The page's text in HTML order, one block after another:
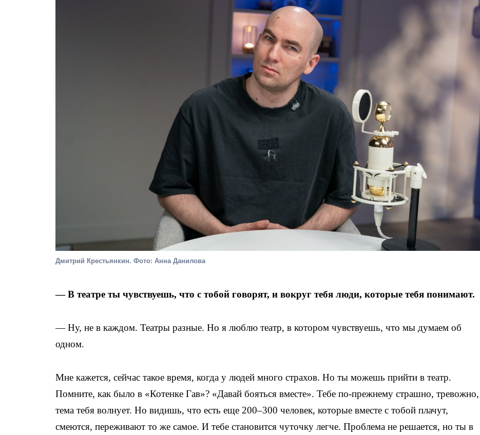
Дмитрий Крестьянкин. Фото: Анна Данилова
— В театре ты чувствуешь, что с тобой говорят, и вокруг тебя люди, которые тебя понимают.
— Ну, не в каждом. Театры разные. Но я люблю театр, в котором чувствуешь, что мы думаем об
одном.
Мне кажется, сейчас такое время, когда у людей много страхов. Но ты можешь прийти в театр.
Помните, как было в «Котенке Гав»? «Давай бояться вместе». Тебе по-прежнему страшно, тревожно,
тема тебя волнует. Но видишь, что есть еще 200–300 человек, которые вместе с тобой плачут,
смеются, переживают то же самое. И тебе становится чуточку легче. Проблема не решается, но ты в